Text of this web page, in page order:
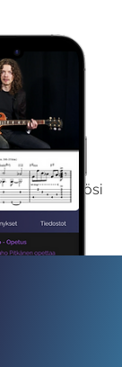
käyttöösi